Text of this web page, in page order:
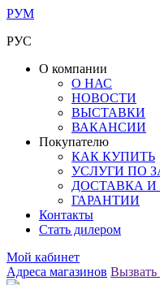
РУМ
РУС
О компании
О НАС
НОВОСТИ
ВЫСТАВКИ
ВАКАНСИИ
Покупателю
КАК КУПИТЬ
УСЛУГИ ПО
ДОСТАВКА И
ГАРАНТИИ
Контакты
Стать дилером
Мой кабинет
Адреса магазинов Вызвать